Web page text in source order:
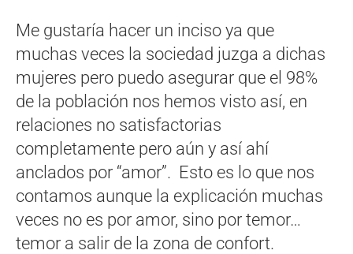
Me gustaría hacer un inciso ya que
muchas veces la sociedad juzga a dichas
mujeres pero puedo asegurar que el 98%
de la población nos hemos visto así, en
relaciones no satisfactorias
completamente pero aún y así ahí
anclados por “amor”. Esto es lo que nos
contamos aunque la explicación muchas
veces no es por amor, sino por temor…
temor a salir de la zona de confort.